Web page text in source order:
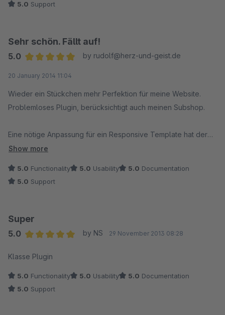
5.0 Support
Sehr schön. Fällt auf!
5.0
by rudolf@herz-und-geist.de
20 January 2014 11:04
Wieder ein Stückchen mehr Perfektion für meine Website.
Problemloses Plugin, berücksichtigt auch meinen Subshop.
Eine nötige Anpassung für ein Responsive Template hat der
Entwickler in einem Tag gefixt und in eine neue Version
Show more
5.0 Functionality 5.0 Usability 5.0 Documentation
5.0 Support
Super
5.0
by NS 29 November 2013 08:28
Klasse Plugin
5.0 Functionality 5.0 Usability 5.0 Documentation
5.0 Support